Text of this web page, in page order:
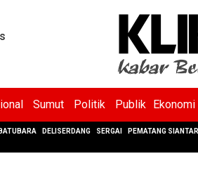
Sumut Politik Publik Ekonomi
BATUBARA DELISERDANG SERGAI PEMATANG SIANTAR